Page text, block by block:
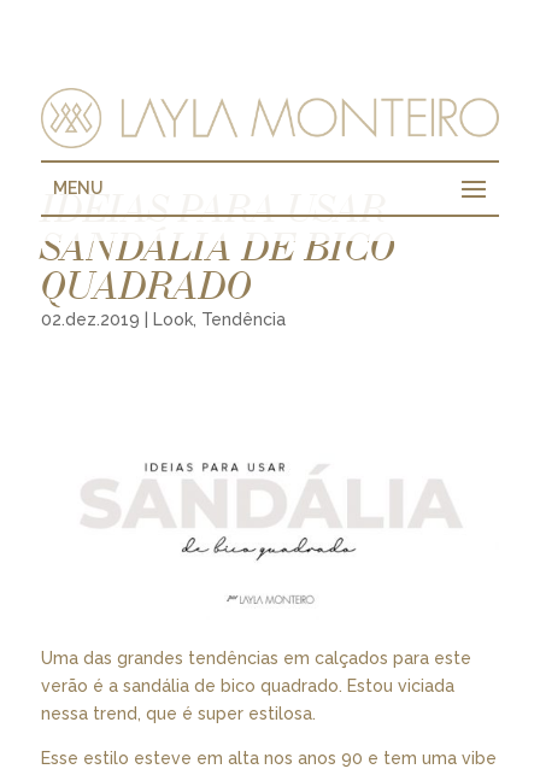
MENU
IDEIAS PARA USAR
SANDÁLIA DE BICO
QUADRADO
02.dez.2019 Look, Tendência
Uma das grandes tendências em calçados para este
verão é a sandália de bico quadrado. Estou viciada
nessa trend, que é super estilosa.
Esse estilo esteve em alta nos anos 90 e tem uma vibe